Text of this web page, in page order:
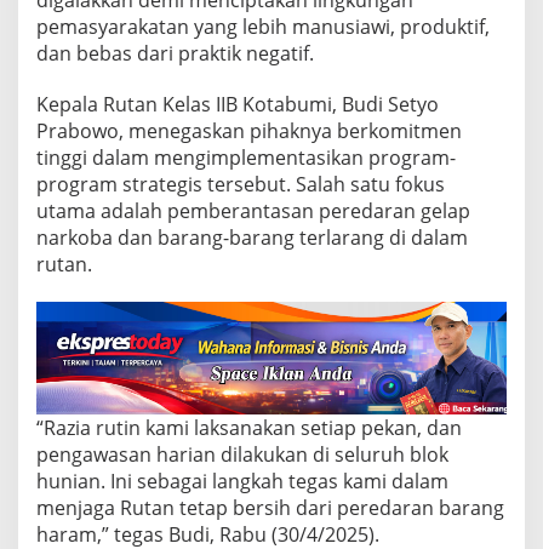
n
P
r
g
a
m
A
k
s
e
r
a
s
i
:
D
a
r
i
P
e
pemasyarakatan yang lebih manusiawi, produktif,
dan bebas dari praktik negatif.
Kepala Rutan Kelas IIB Kotabumi, Budi Setyo
Prabowo, menegaskan pihaknya berkomitmen
tinggi dalam mengimplementasikan program-
program strategis tersebut. Salah satu fokus
utama adalah pemberantasan peredaran gelap
narkoba dan barang-barang terlarang di dalam
rutan.
“Razia rutin kami laksanakan setiap pekan, dan
pengawasan harian dilakukan di seluruh blok
hunian. Ini sebagai langkah tegas kami dalam
menjaga Rutan tetap bersih dari peredaran barang
haram,” tegas Budi, Rabu (30/4/2025).